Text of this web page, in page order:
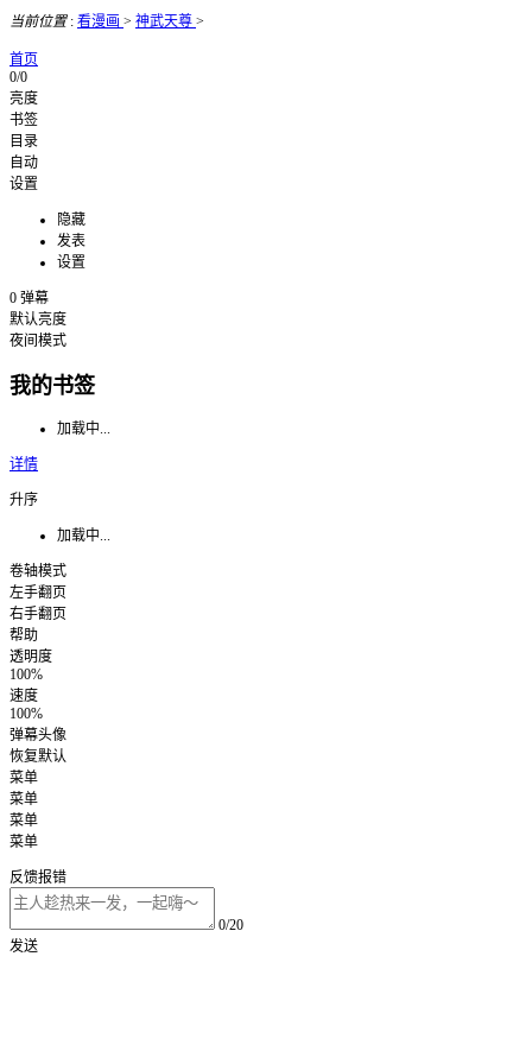
当前位置: 看漫画 > 神武天尊 >
首页
0/0
亮度
书签
目录
自动
设置
隐藏
发表
设置
0 弹幕
默认亮度
夜间模式
我的书签
加载中...
详情
升序
加载中...
卷轴模式
左手翻页
右手翻页
帮助
透明度
100%
速度
100%
弹幕头像
恢复默认
菜单
菜单
菜单
菜单
反馈报错
0/20
发送